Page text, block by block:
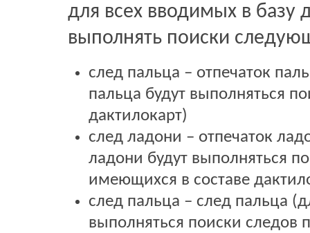
для всех вводимых в базу
выполнять поиски
след пальца – отпечаток
пальца будут выполняться
дактилокарт)
след ладони – отпечаток
ладони будут выполняться
имеющихся в составе
след пальца – след пальца
выполняться поиски следов